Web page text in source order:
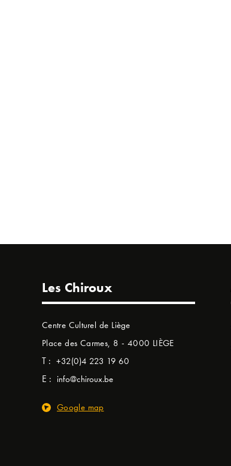
Les Chiroux
Centre Culturel de Liège
Place des Carmes, 8 - 4000 LIÈGE
T : +32(0)4 223 19 60
E : info@chiroux.be
Google map